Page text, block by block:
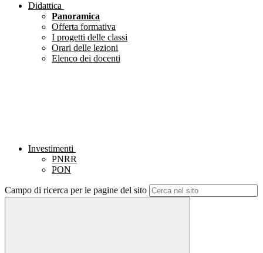
Didattica
Panoramica
Offerta formativa
I progetti delle classi
Orari delle lezioni
Elenco dei docenti
Investimenti
PNRR
PON
Campo di ricerca per le pagine del sito